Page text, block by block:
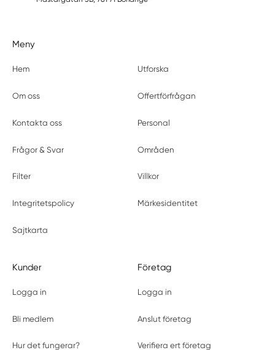
Meny
Hem Utforska
Om oss Offertförfrågan
Kontakta oss Personal
Frågor & Svar Områden
Filter Villkor
Integritetspolicy Märkesidentitet
Sajtkarta
Kunder
Logga in
Bli medlem
Hur det fungerar?
Företag
Logga in
Anslut företag
Verifiera ert företag